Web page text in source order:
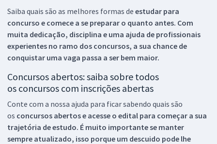
Saiba quais são as melhores formas de estudar para
concurso e comece a se preparar o quanto antes. Com
muita dedicação, disciplina e uma ajuda de profissionais
experientes no ramo dos concursos, a sua chance de
conquistar uma vaga passa a ser bem maior.
Concursos abertos: saiba sobre todos
os concursos com inscrições abertas
Conte com a nossa ajuda para ficar sabendo quais são
os concursos abertos e acesse o edital para começar a sua
trajetória de estudo. É muito importante se manter
sempre atualizado, isso porque um descuido pode lhe